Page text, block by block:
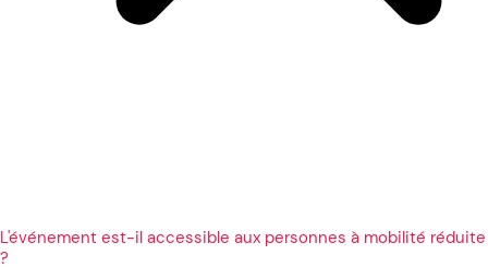
L'événement est-il accessible aux personnes à mobilité réduite
?